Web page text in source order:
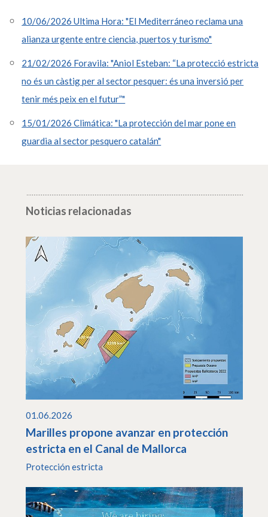
10/06/2026 Ultima Hora: "El Mediterráneo reclama una
alianza urgente entre ciencia, puertos y turismo"
21/02/2026 Foravila: "Aniol Esteban: “La protecció estricta
no és un càstig per al sector pesquer: és una inversió per
tenir més peix en el futur”"
15/01/2026 Climática: "La protección del mar pone en
guardia al sector pesquero catalán"
Noticias relacionadas
01.06.2026
Marilles propone avanzar en protección
estricta en el Canal de Mallorca
Protección estricta